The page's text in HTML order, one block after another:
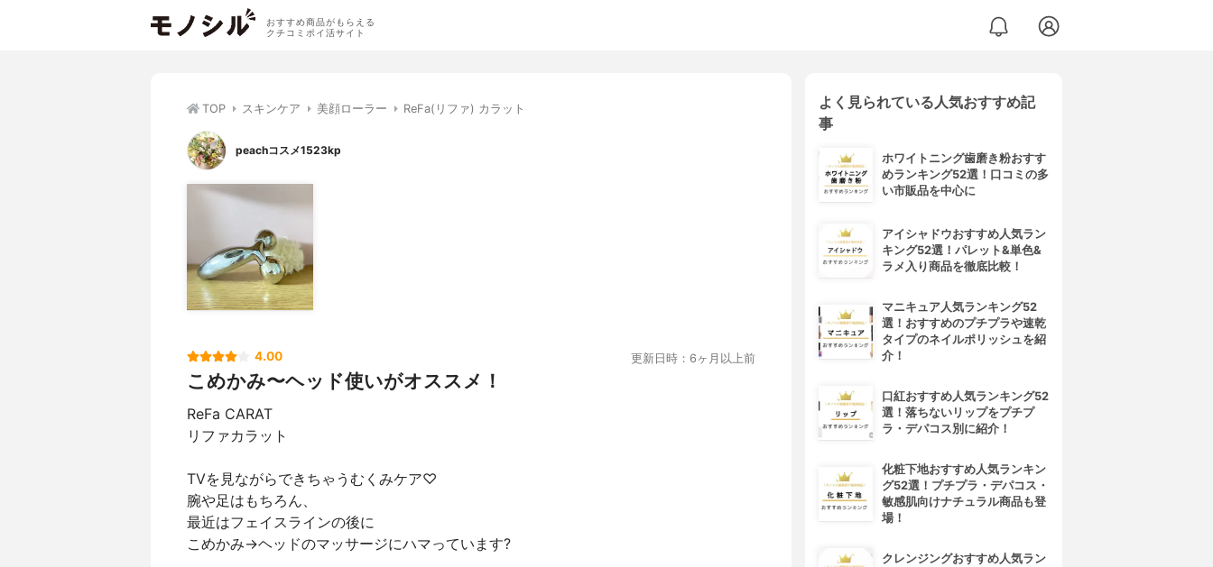
おすすめ商品がもらえる
クチコミポイ活サイト
TOP スキンケア 美顔ローラー ReFa(リファ) カラット
peachコスメ1523kp
4.00 更新日時：6ヶ月以上前
こめかみ〜ヘッド使いがオススメ！
ReFa CARAT
リファカラット
TVを見ながらできちゃうむくみケア♡
腕や足はもちろん、
最近はフェイスラインの後に
こめかみ→ヘッドのマッサージにハマっています?
よく見られている人気おすすめ記
事
ホワイトニング歯磨き粉おすす
めランキング52選！口コミの多
い市販品を中心に
アイシャドウおすすめ人気ラン
キング52選！パレット&単色&
ラメ入り商品を徹底比較！
マニキュア人気ランキング52
選！おすすめのプチプラや速乾
タイプのネイルポリッシュを紹
介！
口紅おすすめ人気ランキング52
選！落ちないリップをプチプ
ラ・デパコス別に紹介！
化粧下地おすすめ人気ランキン
グ52選！プチプラ・デパコス・
敏感肌向けナチュラル商品も登
場！
クレンジングおすすめ人気ラン